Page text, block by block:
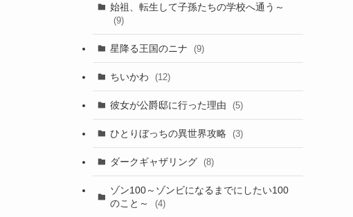
始祖、転生して子孫たちの学校へ通う～
(9)
星降る王国のニナ (9)
ちいかわ (12)
彼女が公爵邸に行った理由 (5)
ひとりぼっちの異世界攻略 (3)
ダークギャザリング (8)
ゾン100～ゾンビになるまでにしたい100
のこと～
(4)